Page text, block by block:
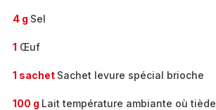
4 g Sel
1 Œuf
1 sachet Sachet levure spécial brioche
100 g Lait température ambiante où tiède